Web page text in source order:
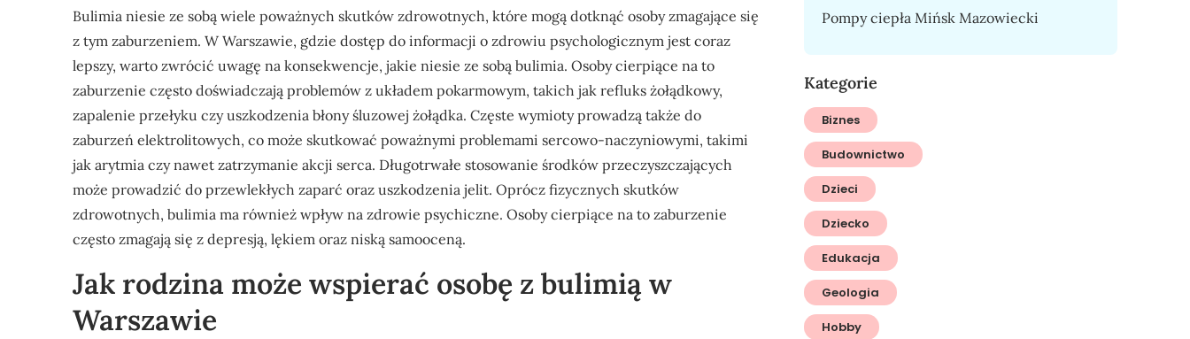
Bulimia niesie ze sobą wiele poważnych skutków zdrowotnych, które mogą dotknąć osoby zmagające się
z tym zaburzeniem. W Warszawie, gdzie dostęp do informacji o zdrowiu psychologicznym jest coraz
lepszy, warto zwrócić uwagę na konsekwencje, jakie niesie ze sobą bulimia. Osoby cierpiące na to
zaburzenie często doświadczają problemów z układem pokarmowym, takich jak refluks żołądkowy,
zapalenie przełyku czy uszkodzenia błony śluzowej żołądka. Częste wymioty prowadzą także do
zaburzeń elektrolitowych, co może skutkować poważnymi problemami sercowo-naczyniowymi, takimi
jak arytmia czy nawet zatrzymanie akcji serca. Długotrwałe stosowanie środków przeczyszczających
może prowadzić do przewlekłych zaparć oraz uszkodzenia jelit. Oprócz fizycznych skutków
zdrowotnych, bulimia ma również wpływ na zdrowie psychiczne. Osoby cierpiące na to zaburzenie
często zmagają się z depresją, lękiem oraz niską samooceną.
Jak rodzina może wspierać osobę z bulimią w
Warszawie
Pompy ciepła Mińsk Mazowiecki
Kategorie
Biznes
Budownictwo
Dzieci
Dziecko
Edukacja
Geologia
Hobby